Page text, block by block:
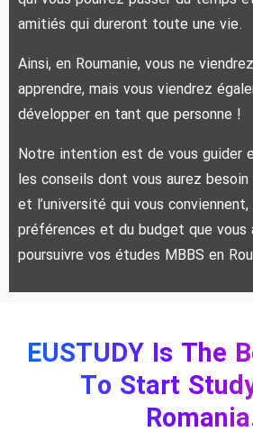
amitiés qui dureront toute une vie.
Ainsi, en Roumanie, vous ne
apprendre, mais vous viendrez
développer en tant que personne !
Notre intention est de vous guider
les conseils dont vous aurez
et l’université qui vous
préférences et du budget que vous
poursuivre vos études MBBS en
EUSTUDY Is The
To Start